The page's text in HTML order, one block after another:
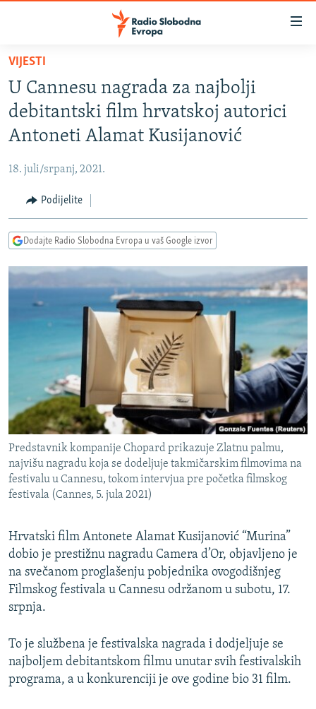
Pređite
glavni
sadržaj
Pređite
na
glavnu
navigaciju
Pređite
na
pretragu
BOSNA I HERCEGOVINA
SRBIJA
CRNA GORA
VIZUELNO
RAT U UKRAJINI
KINA NA BALKANU
RSE PRIČE IZ SVIJETA
ISPRIČAJ MI
DNEVNO@RSE
SPECIJALI RSE
VIŠE OD NASLOVA
GENOCID U SREBRENICI
POPLAVE I KLIZIŠTA U BIH 2024.
TV LIBERTY
MOJA EVROPA
TRI DECENIJE OD RATA U BIH
SVE KARTE DEJTONA
NASTANAK I RASPAD JUGOSLAVIJE
PRATITE NAS
Sve RFE/RL stranice
VIJESTI
U Cannesu nagrada za najbolji
debitantski film hrvatskoj autorici
Antoneti Alamat Kusijanović
18. juli/srpanj, 2021.
Podijelite
Dodajte Radio Slobodna Evropa u vaš Google izvor
Predstavnik kompanije Chopard prikazuje Zlatnu palmu,
najvišu nagradu koja se dodeljuje takmičarskim filmovima na
festivalu u Cannesu, tokom intervjua pre početka filmskog
festivala (Cannes, 5. jula 2021)
Hrvatski film Antonete Alamat Kusijanović “Murina”
dobio je prestižnu nagradu Camera d’Or, objavljeno je
na svečanom proglašenju pobjednika ovogodišnjeg
Filmskog festivala u Cannesu održanom u subotu, 17.
srpnja.
To je službena je festivalska nagrada i dodjeljuje se
najboljem debitantskom filmu unutar svih festivalskih
programa, a u konkurenciji je ove godine bio 31 film.